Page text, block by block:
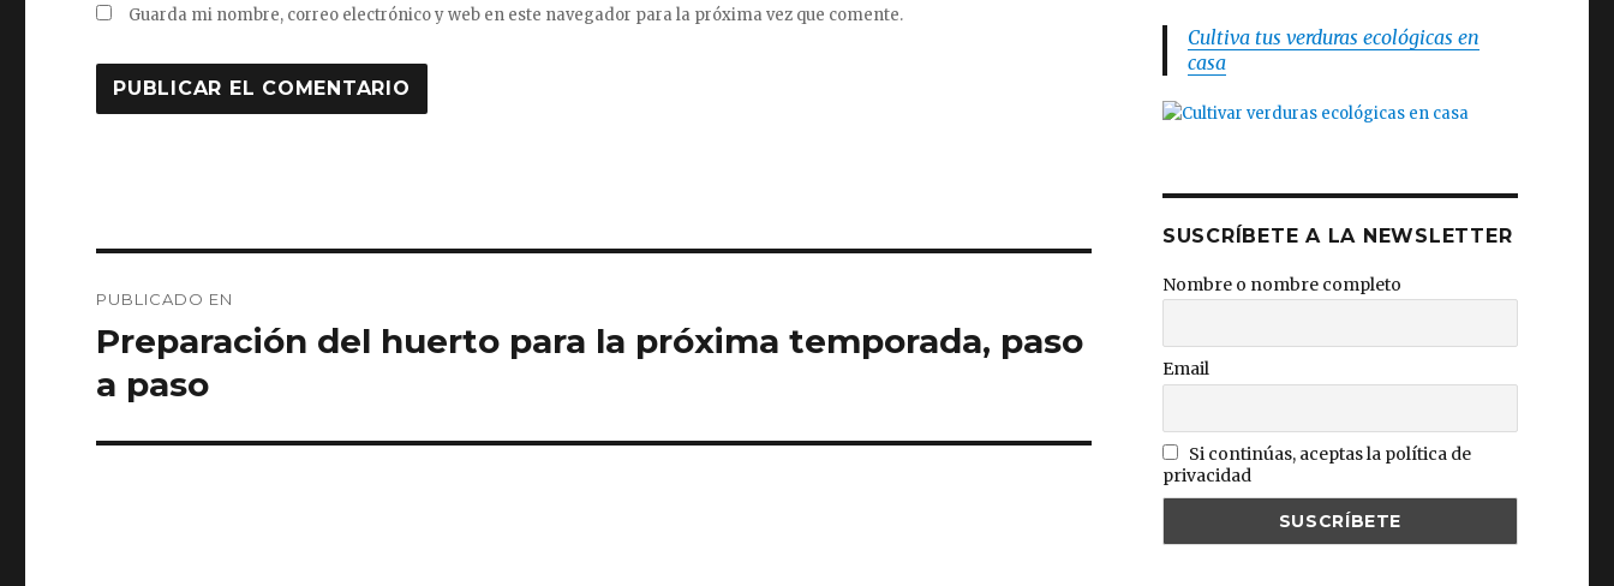
Guarda mi nombre, correo electrónico y web en este navegador para la próxima vez que comente.
de
entradas
PUBLICADO EN
Preparación del huerto para la próxima temporada, paso
a paso
Cultiva tus verduras ecológicas en
casa
SUSCRÍBETE A LA NEWSLETTER
Nombre o nombre completo
Email
Si continúas, aceptas la política de
privacidad